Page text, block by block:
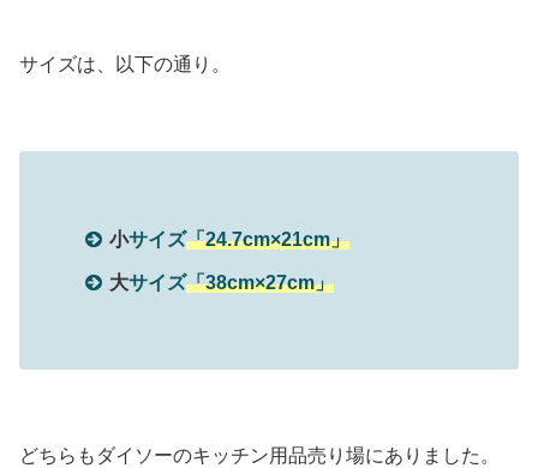
サイズは、以下の通り。
小サイズ「24.7cm×21cm」
大サイズ「38cm×27cm」
どちらもダイソーのキッチン用品売り場にありました。